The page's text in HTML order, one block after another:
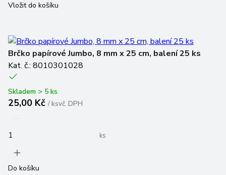
Vložit do košíku
Brčko papírové Jumbo, 8 mm x 25 cm, balení 25 ks
Kat. č.: 8010301028
Skladem > 5 ks
25,00 Kč /ksvč. DPH
ks
Do košíku